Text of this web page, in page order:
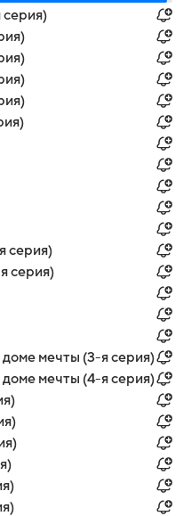
серия)
серия)
серия)
мечты (3-я серия)
мечты (4-я серия)